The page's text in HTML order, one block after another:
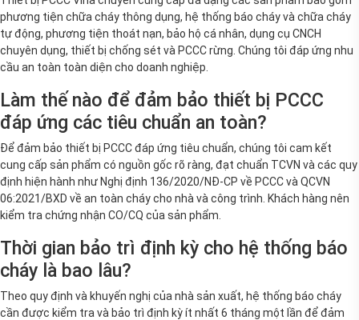
phương tiện chữa cháy thông dụng, hệ thống báo cháy và chữa cháy
tự động, phương tiện thoát nạn, bảo hộ cá nhân, dụng cụ CNCH
chuyên dụng, thiết bị chống sét và PCCC rừng. Chúng tôi đáp ứng nhu
cầu an toàn toàn diện cho doanh nghiệp.
Làm thế nào để đảm bảo thiết bị PCCC
đáp ứng các tiêu chuẩn an toàn?
Để đảm bảo thiết bị PCCC đáp ứng tiêu chuẩn, chúng tôi cam kết
cung cấp sản phẩm có nguồn gốc rõ ràng, đạt chuẩn TCVN và các quy
định hiện hành như Nghị định 136/2020/NĐ-CP về PCCC và QCVN
06:2021/BXD về an toàn cháy cho nhà và công trình. Khách hàng nên
kiểm tra chứng nhận CO/CQ của sản phẩm.
Thời gian bảo trì định kỳ cho hệ thống báo
cháy là bao lâu?
Theo quy định và khuyến nghị của nhà sản xuất, hệ thống báo cháy
cần được kiểm tra và bảo trì định kỳ ít nhất 6 tháng một lần để đảm